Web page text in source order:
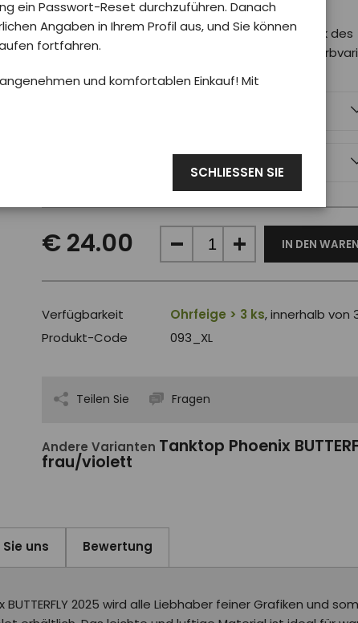
ein Passwort-Reset durchzuführen. Danach
Angaben in Ihrem Profil aus, und Sie können
fortfahren.
und komfortablen Einkauf! Mit
SCHLIESSEN SIE
Weißes Damen-Tanktop mit stilvollem Aufdruck des
Schmetterlings Phoenix 2025. Erhältlich in vier
€ 24.00 IN DEN
Verfügbarkeit Ohrfeige > 3 ks, innerhalb von
Produkt-Code
093_XL
Teilen Sie Fragen
Andere Varianten Tanktop Phoenix
frau/violett
uns Bewertung
2025 wird alle Liebhaber feiner Grafiken und